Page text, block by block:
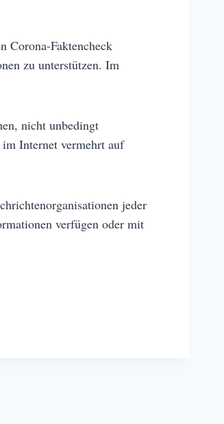
Corona-Faktencheck
zu unterstützen. Im
nicht unbedingt
Internet vermehrt auf
jeder
verfügen oder mit